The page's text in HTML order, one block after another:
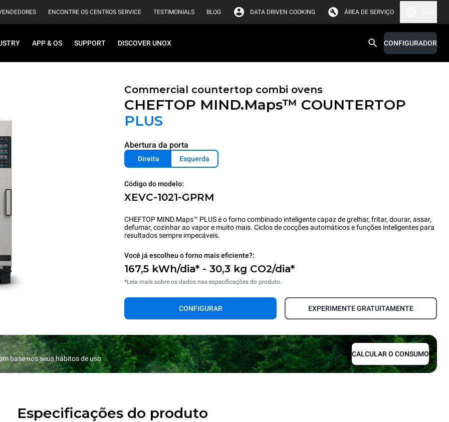
ENCONTRE OS CENTROS SERVICE TESTIMONIALS BLOG DATA DRIVEN COOKING ÁREA DE SERVIÇO
APP & OS SUPPORT DISCOVER UNOX CONFIGURADOR
Commercial countertop combi ovens
CHEFTOP MIND.Maps™ COUNTERTOP
PLUS
Abertura da porta
Direita Esquerda
Código do modelo:
XEVC-1021-GPRM
CHEFTOP MIND.Maps™ PLUS é o forno combinado inteligente capaz de grelhar, fritar, dourar, assar,
defumar, cozinhar ao vapor e muito mais. Ciclos de cocções automáticos e funções inteligentes para
resultados sempre impecáveis.
Você já escolheu o forno mais eficiente?:
167,5 kWh/dia* - 30,3 kg CO2/dia*
*Leia mais sobre os dados nas especificações do produto.
CONFIGURAR EXPERIMENTE GRATUITAMENTE
base nos seus hábitos de uso
CALCULAR O CONSUMO
Especificações do produto